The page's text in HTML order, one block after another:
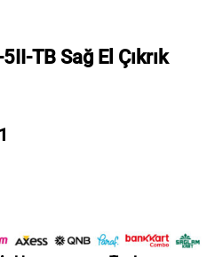
TB Sağ El Çıkrık